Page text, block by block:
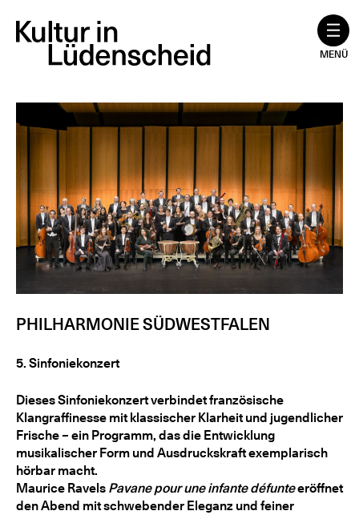
Inhalt
springen
MENÜ
PHILHARMONIE SÜDWESTFALEN
5. Sinfoniekonzert
Dieses Sinfoniekonzert verbindet französische
Klangraffinesse mit klassischer Klarheit und jugendlicher
Frische – ein Programm, das die Entwicklung
musikalischer Form und Ausdruckskraft exemplarisch
hörbar macht.
Maurice Ravels Pavane pour une infante défunteeröffnet
den Abend mit schwebender Eleganz und feiner